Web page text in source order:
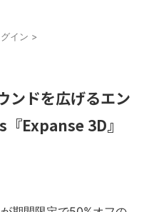
イン >
ンドを広げるエン
Expanse 3D』